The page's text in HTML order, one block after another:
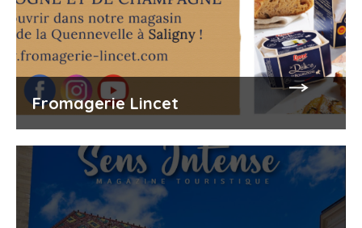
Fromagerie Lincet